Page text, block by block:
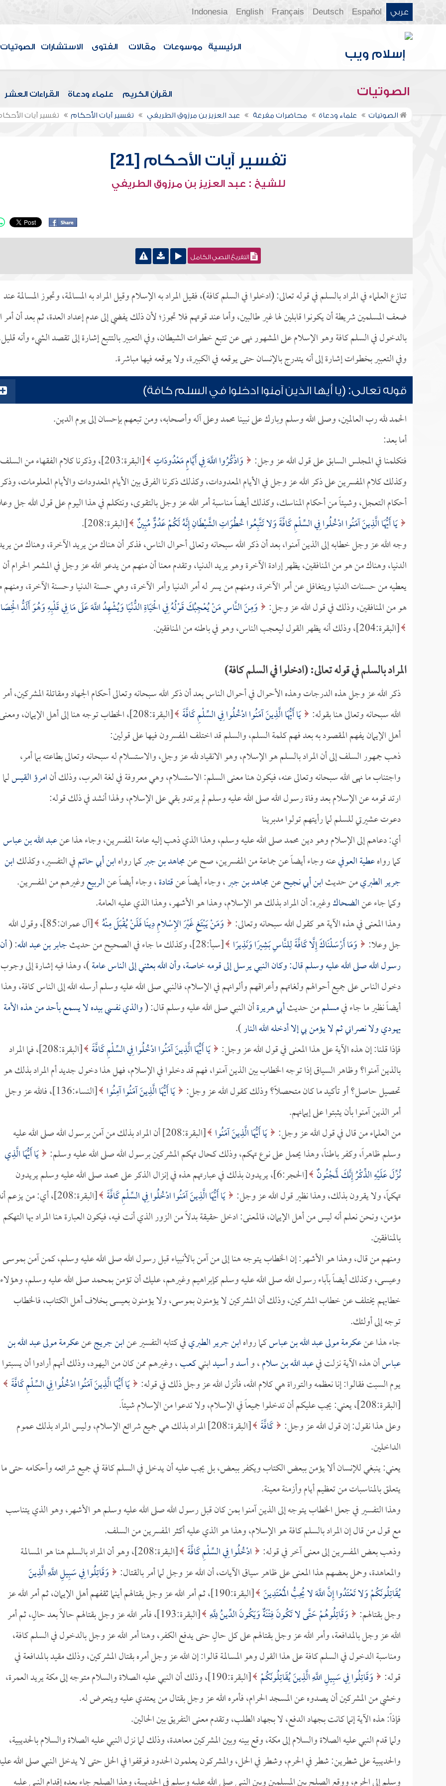
عربي Español
Deutsch
Français
English
Indonesia
الرئيسية موسوعات مقالات الفتوى الاستشارات الصوتيات
الصوتيات القرآن الكريم علماء ودعاة القراءات العشر
الصوتيات علماء ودعاة محاضرات مفرغة عبد العزيز بن مرزوق الطريفي تفسير آيات الأحكام تفسير آيات الأحكام
تفسير آيات الأحكام [21]
للشيخ : عبد العزيز بن مرزوق الطريفي
التفريغ النصي الكامل
تنازع العلماء في المراد بالسلم في قوله تعالى: (ادخلوا في السلم كافة)، فقيل المراد به الإسلام وقيل المراد به المسالمة، وتجوز المسالمة عند
ضعف المسلمين شريطة أن يكونوا قابلين لها غير طالبين، وأما عند قوتهم فلا تجوز؛ لأن ذلك يفضي إلى عدم إعداد العدة، ثم بعد أن أمر
بالدخول في السلم كافة وهو الإسلام على المشهور نهى عن تتبع خطوات الشيطان، وفي التعبير بالتتبع إشارة إلى تقصد الشيء وأنه
وفي التعبير بخطوات إشارة إلى أنه يتدرج بالإنسان حتى يوقعه في الكبيرة، ولا يوقعه فيها مباشرة.
قوله تعالى: (يا أيها الذين آمنوا ادخلوا في السلم كافة)
الحمد لله رب العالمين، وصلى الله وسلم وبارك على نبينا محمد وعلى آله وأصحابه، ومن تبعهم بإحسان إلى يوم الدين.
أما بعد:
فتكلمنا في المجلس السابق على قول الله عز وجل:
وَاذْكُرُوا اللَّهَ فِي أَيَّامٍ مَعْدُودَاتٍ
[البقرة:203]، وذكرنا كلام الفقهاء من
وكذلك كلام المفسرين على ذكر الله عز وجل في الأيام المعدودات، وكذلك ذكرنا الفرق بين الأيام المعدودات والأيام المعلومات،
أحكام التعجل، وشيئاً من أحكام المناسك، وكذلك أيضاً مناسبة أمر الله عز وجل بالتقوى، ونتكلم في هذا اليوم على قول الله جل
يَا أَيُّهَا الَّذِينَ آمَنُوا ادْخُلُوا فِي السِّلْمِ كَافَّةً وَلا تَتَّبِعُوا خُطُوَاتِ الشَّيْطَانِ إِنَّهُ لَكُمْ عَدُوٌّ مُبِينٌ [البقرة:208].
وجه الله عز وجل خطابه إلى الذين آمنوا، بعد أن ذكر الله سبحانه وتعالى أحوال الناس، فذكر أن هناك من يريد الآخرة، وهناك من
الدنيا، وهناك من هو من المنافقين، يظهر إرادة الآخرة وهو يريد الدنيا، وتقدم معنا أن منهم من يدعو الله عز وجل في المشعر الحرام أن
يعطيه من حسنات الدنيا ويتغافل عن أمر الآخرة، ومنهم من يسر له أمر الدنيا وأمر الآخرة، وهي حسنة الدنيا وحسنة الآخرة،
هو من المنافقين، وذلك في قول الله عز وجل:
وَمِنَ النَّاسِ مَنْ يُعْجِبُكَ قَوْلُهُ فِي الْحَيَاةِ الدُّنْيَا وَيُشْهِدُ اللَّهَ عَلَى مَا فِي قَلْبِهِ وَهُوَ أَلَدُّ
[البقرة:204]، وذلك أنه يظهر القول ليعجب الناس، وهو في باطنه من المنافقين.
المراد بالسلم في قوله تعالى: (ادخلوا في السلم كافة)
ذكر الله عز وجل هذه الدرجات وهذه الأحوال في أحوال الناس بعد أن ذكر الله سبحانه وتعالى أحكام الجهاد ومقاتلة المشركين، أمر
الله سبحانه وتعالى هنا بقوله: يَا أَيُّهَا الَّذِينَ آمَنُوا ادْخُلُوا فِي السِّلْمِ كَافَّةً
[البقرة:208]، الخطاب توجه هنا إلى أهل الإيمان،
أهل الإيمان يفهم المقصود به بعد فهم كلمة السلم، والسلم قد اختلف المفسرون فيها على قولين:
ذهب جمهور السلف إلى أن المراد بالسلم هو الإسلام، وهو الانقياد لله عز وجل، والاستسلام له سبحانه وتعالى بطاعته بما أمر،
واجتناب ما نهى الله سبحانه وتعالى عنه، فيكون هنا معنى السلم: الاستسلام، وهي معروفة في لغة العرب، وذلك أنامرؤ القيسلما
ارتد قومه عن الإسلام بعد وفاة رسول الله صلى الله عليه وسلم لم يرتدو بقي على الإسلام، ولهذا أنشد في ذلك قوله:
دعوت عشيرتي للسلم لما رأيتهم تولوا مدبرينا
أي: دعاهم إلى الإسلام وهو دين محمد صلى الله عليه وسلم، وهذا الذي ذهب إليه عامة المفسرين، وجاء هذا عنعبد الله بن عباس
كما رواهعطية العوفيعنه وجاء أيضاً عن جماعة من المفسرين، صح عنمجاهد بن جبركما رواهابن أبي حاتمفي التفسير، وكذلكابن
جرير الطبريمن حديثابن أبي نجيحعنمجاهد بن جبر، وجاء أيضاً عنقتادة، وجاء أيضاً عنالربيعوغيرهم من المفسرين.
وكما جاء عنالضحاكوغيره: أن المراد بذلك هو الإسلام، وهذا هو الأشهر، وهذا الذي عليه العامة.
وهذا المعنى في هذه الآية هو كقول الله سبحانه وتعالى:
وَمَنْ يَبْتَغِ غَيْرَ الإِسْلامِ دِينًا فَلَنْ يُقْبَلَ مِنْهُ
[آل عمران:85]، وقول الله
جل وعلا:
وَمَا أَرْسَلْنَاكَ إِلَّا كَافَّةً لِلنَّاسِ بَشِيرًا وَنَذِيرًا [سبأ:28]، وكذلك ما جاء في الصحيح من حديث جابر بن عبد الله: (أن
رسول الله صلى الله عليه وسلم قال: وكان النبي يرسل إلى قومه خاصة، وأن الله بعثني إلى الناس عامة)، وهذا فيه إشارة إلى وجوب
دخول الناس على جميع أحوالهم ولغاتهم وأعراقهم وألوانهم في الإسلام، فالنبي صلى الله عليه وسلم أرسله الله إلى الناس كافة، وهذا
أيضاً نظير ما جاء فيمسلممن حديثأبي هريرةأن النبي صلى الله عليه وسلم قال: (والذي نفسي بيده لا يسمع بأحد من هذه الأمة
يهودي ولا نصراني ثم لا يؤمن بي إلا أدخله الله النار).
فإذا قلنا: إن هذه الآية على هذا المعنى في قول الله عز وجل: يَا أَيُّهَا الَّذِينَ آمَنُوا ادْخُلُوا فِي السِّلْمِ كَافَّةً
[البقرة:208]، فما المراد
بالذين آمنوا؟ وظاهر السياق إذا توجه الخطاب بين الذين آمنوا، فهم قد دخلوا في الإسلام، فهل هذا دخول جديد أم المراد بذلك هو
تحصيل حاصل؟ أو تأكيد ما كان متحصلاً؟ وذلك كقول الله عز وجل: يَا أَيُّهَا الَّذِينَ آمَنُوا آمِنُوا
[النساء:136]، فالله عز وجل
أمر الذين آمنوا بأن يثبتوا على إيمانهم.
من العلماء من قال في قول الله عز وجل: يَا أَيُّهَا الَّذِينَ آمَنُوا
[البقرة:208] أن المراد بذلك من آمن برسول الله صلى الله عليه
وسلم ظاهراً، وكفر باطناً، وهذا يحمل على نوع تهكم، وذلك كحال تهكم المشركين برسول الله صلى الله عليه وسلم: يَا أَيُّهَا الَّذِي
نُزِّلَ عَلَيْهِ الذِّكْرُ إِنَّكَ لَمَجْنُونٌ
[الحجر:6]، يريدون بذلك في عبارتهم هذه في إنزال الذكر على محمد صلى الله عليه وسلم يريدون
تهكماً، ولا يقرون بذلك، وهذا نظير قول الله عز وجل: يَا أَيُّهَا الَّذِينَ آمَنُوا ادْخُلُوا فِي السِّلْمِ كَافَّةً
[البقرة:208]، أي: من يزعم
مؤمن، ونحن نعلم أنه ليس من أهل الإيمان، فالمعنى: ادخل حقيقة بدلاً من الزور الذي أنت فيه، فيكون العبارة هنا المراد بها التهكم
بالمنافقين.
ومنهم من قال، وهذا هو الأشهر: إن الخطاب يتوجه هنا إلى من آمن بالأنبياء قبل رسول الله صلى الله عليه وسلم، كمن آمن بموسى
وعيسى، وكذلك أيضاً بآباء رسول الله صلى الله عليه وسلم كإبراهيم وغيرهم، عليك أن تؤمن بمحمد صلى الله عليه وسلم، وهؤلاء
خطابهم يختلف عن خطاب المشركين، وذلك أن المشركين لا يؤمنون بموسى، ولا يؤمنون بعيسى بخلاف أهل الكتاب، فالخطاب
توجه إلى أولئك.
جاء هذا عنعكرمة مولى عبد الله بن عباسكما رواهابن جرير الطبريفي كتابه التفسير عنابن جريجعنعكرمة مولى عبد الله بن
عباسأن هذه الآية نزلت فيعبد الله بن سلام، وأسدوأسيدابنيكعب، وغيرهم ممن كان من اليهود، وذلك أنهم أرادوا أن يسبتوا
يوم السبت فقالوا: إنا نعظمه والتوراة هي كلام الله، فأنزل الله عز وجل ذلك في قوله: يَا أَيُّهَا الَّذِينَ آمَنُوا ادْخُلُوا فِي السِّلْمِ كَافَّةً
[البقرة:208]، يعني: يجب عليكم أن تدخلوا جميعاً في الإسلام، ولا تدعوا من الإسلام شيئاً.
وعلى هذا نقول: إن قول الله عز وجل: كَافَّةً
[البقرة:208] المراد بذلك هي جميع شرائع الإسلام، وليس المراد بذلك عموم
الداخلين.
يعني: ينبغي للإنسان ألا يؤمن ببعض الكتاب ويكفر ببعض، بل يجب عليه أن يدخل في السلم كافة في جميع شرائعه وأحكامه حتى ما
يتعلق بالمناسبات من تعظيم أيام وأزمنة معينة.
وهذا التفسير في جعل الخطاب يتوجه إلى الذين آمنوا بمن كان قبل رسول الله صلى الله عليه وسلم هو الأشهر، وهو الذي يتناسب
مع قول من قال إن المراد بالسلم كافة هو الإسلام، وهذا هو الذي عليه أكثر المفسرين من السلف.
وذهب بعض المفسرين إلى معنى آخر في قوله:
ادْخُلُوا فِي السِّلْمِ كَافَّةً
[البقرة:208]، وهو أن المراد بالسلم هنا هو المسالمة
والمعاهدة، وحمل بعضهم هذا المعنى على ظاهر سياق الآيات، أن الله عز وجل لما أمر بالقتال:
وَقَاتِلُوا فِي سَبِيلِ اللَّهِ الَّذِينَ
يُقَاتِلُونَكُمْ وَلا تَعْتَدُوا إِنَّ اللَّهَ لا يُحِبُّ الْمُعْتَدِينَ
[البقرة:190]، ثم أمر الله عز وجل بقتالهم أينما ثقفهم أهل الإيمان، ثم أمر الله عز
وجل بقتالهم:
وَقَاتِلُوهُمْ حَتَّى لا تَكُونَ فِتْنَةٌ وَيَكُونَ الدِّينُ لِلَّهِ
[البقرة:193]، فأمر الله عز وجل بقتالهم حالاً بعد حالٍ، ثم أمر
الله عز وجل بالمدافعة، وأمر الله عز وجل بقتالهم على كل حالٍ حتى يدفع الكفر، وهنا أمر الله عز وجل بالدخول في السلم كافة،
ومناسبة الدخول في السلم كافة على هذا القول وهو المسالمة قالوا: إن الله عز وجل أمره بقتال المشركين، وذلك مقيد بالمدافعة في
قوله:
وَقَاتِلُوا فِي سَبِيلِ اللَّهِ الَّذِينَ يُقَاتِلُونَكُمْ
[البقرة:190]، وذلك أن النبي عليه الصلاة والسلام متوجه إلى مكة يريد العمرة،
وخشي من المشركين أن يصدوه عن المسجد الحرام، فأمره الله عز وجل بقتال من يعتدي عليه ويتعرض له.
فإذاً: هذه الآية إنما كانت بجهاد الدفع، لا بجهاد الطلب، وتقدم معنى التفريق بين الحالين.
ولما قدم النبي عليه الصلاة والسلام إلى مكة، وقع بينه وبين المشركين معاهدة، وذلك لما نزل النبي عليه الصلاة والسلام بالحديبية،
والحديبية على شطرين: شطر في الحرم، وشطر في الحل، والمشركون يعلمون الحدود فوقفوا في الحل حتى لا يدخل النبي صلى الله